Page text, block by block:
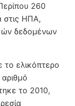
260
στις ΗΠΑ,
δεδομένων
ελικόπτερο
το 2010,